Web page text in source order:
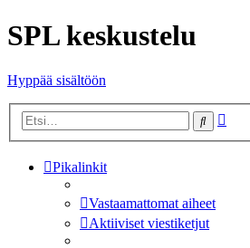
SPL keskustelu
Hyppää sisältöön
Etsi
Pikalinkit
Vastaamattomat aiheet
Aktiiviset viestiketjut